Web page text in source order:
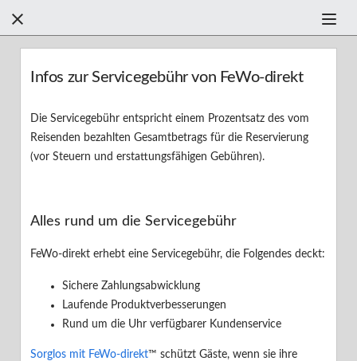
Finden Sie anhand der Kategorien Hilfe
Finden einer Ferienunterkunft
Sicherheit

Infos zur Servicegebühr von FeWo-direkt
Die Servicegebühr entspricht einem Prozentsatz des vom
Reisenden bezahlten Gesamtbetrags für die Reservierung
(vor Steuern und erstattungsfähigen Gebühren).
Alles rund um die Servicegebühr
FeWo-direkt erhebt eine Servicegebühr, die Folgendes deckt:
Sichere Zahlungsabwicklung
Laufende Produktverbesserungen
Rund um die Uhr verfügbarer Kundenservice
Sorglos mit FeWo-direkt™ schützt Gäste, wenn sie ihre